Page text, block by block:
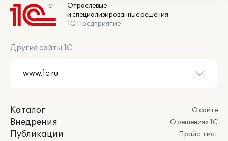
Отраслевые
и специализированные решения
1С:Предприятие
Другие сайты 1С
Каталог
Внедрения
Публикации
О сайте
О решениях 1С
Прайс-лист